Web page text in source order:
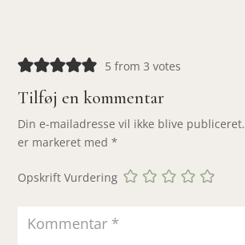
5 from 3 votes
Tilføj en kommentar
Din e-mailadresse vil ikke blive publiceret.
er markeret med*
Opskrift Vurdering